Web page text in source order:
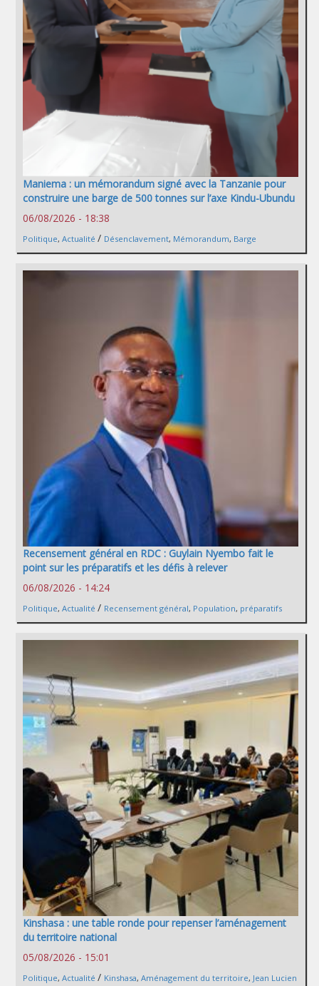
Maniema : un mémorandum signé avec la Tanzanie pour
construire une barge de 500 tonnes sur l’axe Kindu-Ubundu
06/08/2026 - 18:38
Politique, Actualité / Désenclavement, Mémorandum, Barge
Recensement général en RDC : Guylain Nyembo fait le
point sur les préparatifs et les défis à relever
06/08/2026 - 14:24
Politique, Actualité / Recensement général, Population, préparatifs
Kinshasa : une table ronde pour repenser l’aménagement
du territoire national
05/08/2026 - 15:01
Politique, Actualité / Kinshasa, Aménagement du territoire, Jean Lucien